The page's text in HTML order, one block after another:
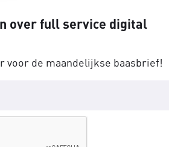
over full service digital
voor de maandelijkse baasbrief!